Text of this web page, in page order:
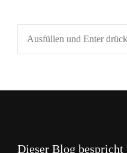
Suchst
du
Dieser Blog bespricht